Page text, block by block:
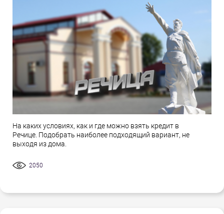
На каких условиях, как и где можно взять кредит в
Речице. Подобрать наиболее подходящий вариант, не
выходя из дома.
2050